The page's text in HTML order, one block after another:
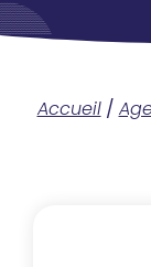
Accueil/